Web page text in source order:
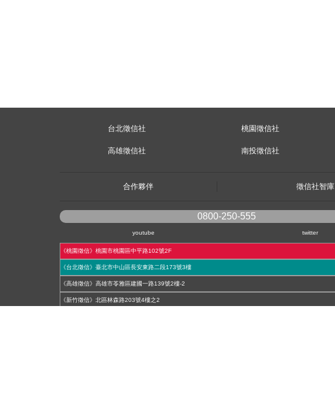
台北徵信社 桃園徵信社
高雄徵信社 南投徵信社
合作夥伴 徵信社智庫
0800-250-555
youtube twitter
《桃園徵信》桃園市桃園區中平路102號2F
《台北徵信》臺北市中山區長安東路二段173號3樓
《高雄徵信》高雄市苓雅區建國一路139號2樓-2
《新竹徵信》北區林森路203號4樓之2